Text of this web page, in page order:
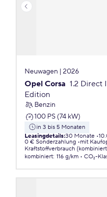
Neuwagen | 2026
Opel Corsa 1.2 Direct
Edition
Benzin
100 PS (74 kW)
in 3 bis 5 Monaten
Leasingdetails:30 Monate
0 € Sonderzahlung
mit
Kraftstoffverbrauch
kombiniert: 116 g/km CO₂-